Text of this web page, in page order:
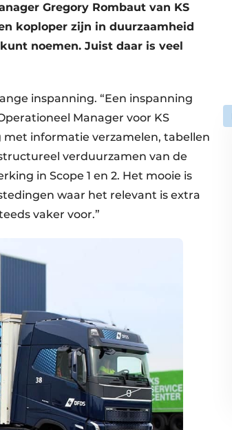
Gregory Rombaut van KS
koploper zijn in duurzaamheid
noemen. Juist daar is veel
inspanning. “Een inspanning
Manager voor KS
met informatie verzamelen, tabellen
verduurzamen van de
in Scope 1 en 2. Het mooie is
waar het relevant is extra
vaker voor.”